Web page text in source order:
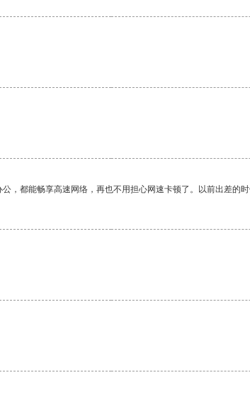
，都能畅享高速网络，再也不用担心网速卡顿了。以前出差的